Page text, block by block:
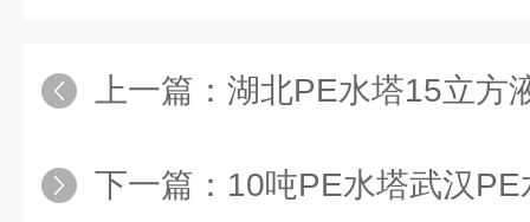
上一篇： 湖北PE水塔15立方液碱储存
下一篇： 10吨PE水塔武汉PE水箱厂